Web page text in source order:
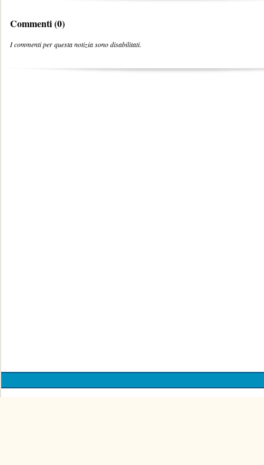
Commenti (0)
I commenti per questa notizia sono disabilitati.